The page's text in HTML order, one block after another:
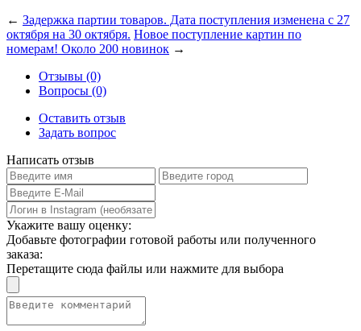
← Задержка партии товаров. Дата поступления изменена с 27
октября на 30 октября. Новое поступление картин по
номерам! Около 200 новинок →
Отзывы (0)
Вопросы (0)
Оставить отзыв
Задать вопрос
Написать отзыв
Укажите вашу оценку:
Добавьте фотографии готовой работы или полученного
заказа:
Перетащите сюда файлы или нажмите для выбора